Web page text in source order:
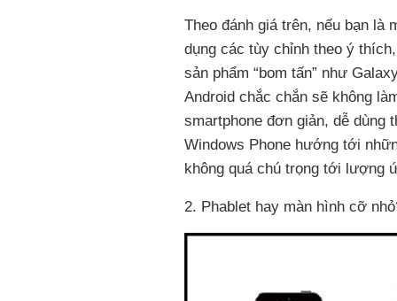
Theo đánh giá trên, nếu bạn là
dụng các tùy chỉnh theo ý
sản phẩm “bom tấn” như
Android chắc chắn sẽ không
smartphone đơn giản, dễ dùng
Windows Phone hướng tới
không quá chú trọng tới lượng
2. Phablet hay màn hình cỡ